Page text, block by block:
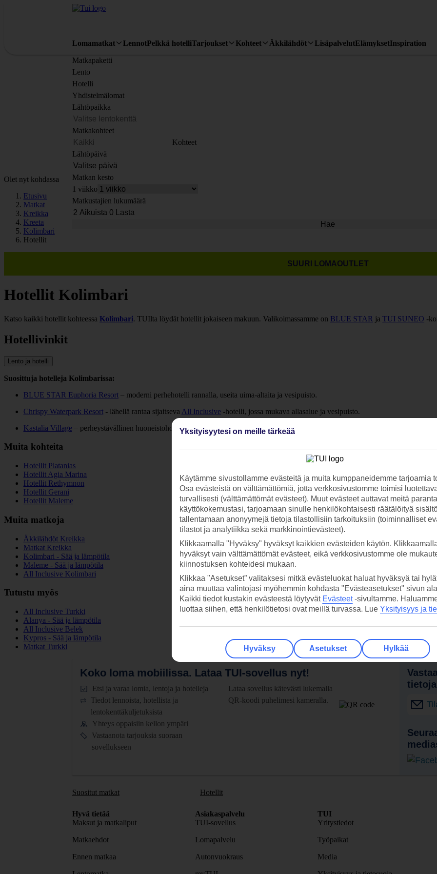
Lomamatkat LennotPelkkä hotelliTarjoukset Kohteet Äkkilähdöt LisäpalvelutElämyksetInspiration
Matkapaketti
Lento
Hotelli
Yhdistelmälomat
Lähtöpaikka
Matkakohteet
Kohteet
Lähtöpäivä
Matkan kesto
1 viikko
Matkustajien lukumäärä
Hae
Olet nyt kohdassa
Etusivu
Matkat
Kreikka
Kreeta
Kolimbari
Hotellit
SUURI LOMAOUTLET
Hotellit Kolimbari
Katso kaikki hotellit kohteessa Kolimbari. TUIlta löydät hotellit jokaiseen makuun. Valikoimassamme on BLUE STAR ja TUI SUNEO -
Hotellivinkit
Lento ja hotelli
Suosittuja hotelleja Kolimbarissa:
BLUE STAR Euphoria Resort – moderni perhehotelli rannalla, useita uima-altaita ja vesipuisto.
Chrispy Waterpark Resort - lähellä rantaa sijaitseva All Inclusive -hotelli, jossa mukava allasalue ja vesipuisto.
Kastalia Village – perheystävällinen huoneistohotelli, jossa on uima-altaita, aktiviteetteja ja vesiliukumäkiä.
Muita kohteita
Hotellit Platanias
Hotellit Agia Marina
Hotellit Rethymnon
Hotellit Gerani
Hotellit Maleme
Muita matkoja
Äkkilähdöt Kreikka
Matkat Kreikka
Kolimbari - Sää ja lämpötila
Maleme - Sää ja lämpötila
All Inclusive Kolimbari
Tutustu myös
All Inclusive Turkki
Alanya - Sää ja lämpötila
All Inclusive Belek
Kypros - Sää ja lämpötila
Matkat Turkki
Koko loma mobiilissa. Lataa TUI-sovellus nyt!
Etsi ja varaa lomia, lentoja ja hotelleja
Tiedot lennoista, hotellista ja
lentokenttäkuljetuksista
Yhteys oppaisiin kellon ympäri
Vastaanota tarjouksia suoraan
sovellukseen
Lataa sovellus kätevästi lukemalla
QR-koodi puhelimesi kameralla.
Suositut matkat Hotellit
Hyvä tietää
Maksut ja matkaliput
Matkaehdot
Ennen matkaa
Asiakaspalvelu
TUI-sovellus
Lomapalvelu
Autonvuokraus
TUI
Yritystiedot
Työpaikat
Media
Yksityisyytesi on meille tärkeää
Käytämme sivustollamme evästeitä ja muita kumppaneidemme tarjoamia
Osa evästeistä on välttämättömiä, jotta verkkosivustomme toimisi
turvallisesti (välttämättömät evästeet). Muut evästeet auttavat meitä
käyttökokemustasi, tarjoamaan sinulle henkilökohtaisesti räätälöityä
tallentamaan anonyymejä tietoja tilastollisiin tarkoituksiin (toiminnalliset
tilastot ja analytiikka sekä markkinointievästeet).
Klikkaamalla "Hyväksy" hyväksyt kaikkien evästeiden käytön.
hyväksyt vain välttämättömät evästeet, eikä verkkosivustomme ole
kiinnostuksen kohteidesi mukaan.
Klikkaa "Asetukset” valitaksesi mitkä evästeluokat haluat hyväksyä tai
aina muuttaa valintojasi myöhemmin kohdasta "Evästeasetukset" sivun
Kaikki tiedot kustakin evästeestä löytyvät Evästeet-sivultamme.
luottaa siihen, että henkilötietosi ovat meillä turvassa. Lue Yksityisyys ja
Hyväksy Asetukset Hylkää